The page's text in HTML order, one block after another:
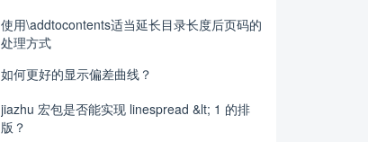
使用\addtocontents适当延长目录长度后页码的
处理方式
如何更好的显示偏差曲线？
jiazhu 宏包是否能实现 linespread &lt; 1 的排
版？